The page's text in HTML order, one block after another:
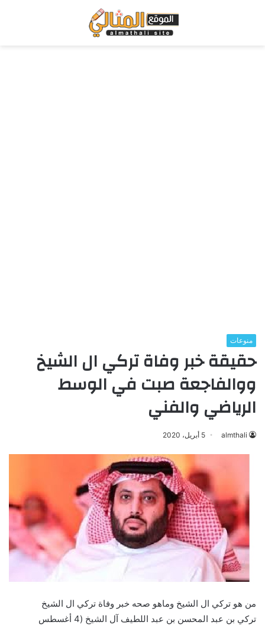
منوعات
حقيقة خبر وفاة تركي ال الشيخ
ووالفاجعة صبت في الوسط
الرياضي والفني
almthali 5 أبريل، 2020
من هو تركي ال الشيخ وماهو صحه خبر وفاة تركي ال الشيخ
تركي بن عبد المحسن بن عبد اللطيف آل الشيخ (4 أغسطس